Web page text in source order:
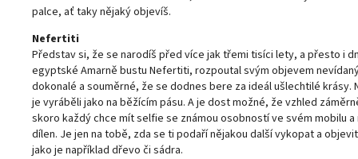
palce, ať taky nějaký objevíš.
Nefertiti
Představ si, že se narodíš před více jak třemi tisíci lety, a přesto i
egyptské Amarně bustu Nefertiti, rozpoutal svým objevem
dokonalé a souměrné, že se dodnes bere za ideál ušlechtilé
je vyráběli jako na běžícím pásu. A je dost možné, že vzhled
skoro každý chce mít selfie se známou osobností ve svém mobilu
dílen. Je jen na tobě, zda se ti podaří nějakou další vykopat a
jako je například dřevo či sádra.